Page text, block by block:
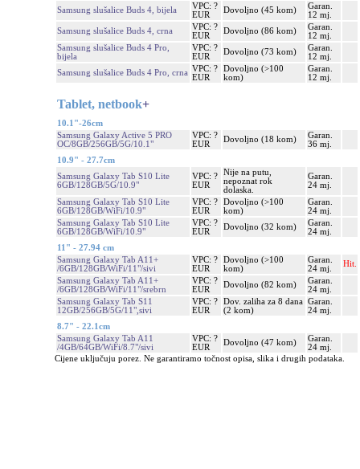
Samsung slušalice Buds 4, bijela
VPC: ?
EUR
Dovoljno (45 kom)
Garan.
12 mj.
Samsung slušalice Buds 4, crna
VPC: ?
EUR
Dovoljno (86 kom)
Garan.
12 mj.
Samsung slušalice Buds 4 Pro,
bijela
VPC: ?
EUR
Dovoljno (73 kom)
Garan.
12 mj.
Samsung slušalice Buds 4 Pro, crna VPC: ?
EUR
Dovoljno (>100
kom)
Garan.
12 mj.
Tablet, netbook+
10.1"-26cm
Samsung Galaxy Active 5 PRO
OC/8GB/256GB/5G/10.1"
VPC: ?
EUR
Dovoljno (18 kom)
Garan.
36 mj.
10.9" - 27.7cm
Samsung Galaxy Tab S10 Lite
6GB/128GB/5G/10.9"
VPC: ?
EUR
Nije na putu,
nepoznat rok
dolaska.
Garan.
24 mj.
Samsung Galaxy Tab S10 Lite
6GB/128GB/WiFi/10.9"
VPC: ?
EUR
Dovoljno (>100
kom)
Garan.
24 mj.
Samsung Galaxy Tab S10 Lite
6GB/128GB/WiFi/10.9"
VPC: ?
EUR
Dovoljno (32 kom)
Garan.
24 mj.
11" - 27.94 cm
Samsung Galaxy Tab A11+
/6GB/128GB/WiFi/11"/sivi
VPC: ?
EUR
Dovoljno (>100
kom)
Garan.
24 mj.
Hit.
Samsung Galaxy Tab A11+
/6GB/128GB/WiFi/11"/srebrn
VPC: ?
EUR
Dovoljno (82 kom)
Garan.
24 mj.
Samsung Galaxy Tab S11
12GB/256GB/5G/11",sivi
VPC: ?
EUR
Dov. zaliha za 8 dana
(2 kom)
Garan.
24 mj.
8.7" - 22.1cm
Samsung Galaxy Tab A11
/4GB/64GB/WiFi/8.7"/sivi
VPC: ?
EUR
Dovoljno (47 kom)
Garan.
24 mj.
Cijene uključuju porez. Ne garantiramo točnost opisa, slika i drugih podataka.